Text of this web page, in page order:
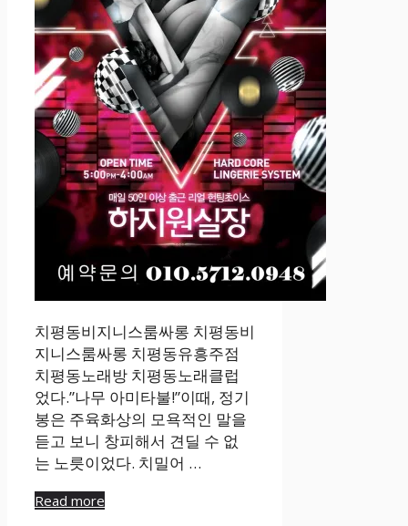
치평동비지니스룸싸롱 치평동비
지니스룸싸롱 치평동유흥주점
치평동노래방 치평동노래클럽
었다.”나무 아미타불!”이때, 정기
봉은 주육화상의 모욕적인 말을
듣고 보니 창피해서 견딜 수 없
는 노릇이었다. 치밀어 …
Read more